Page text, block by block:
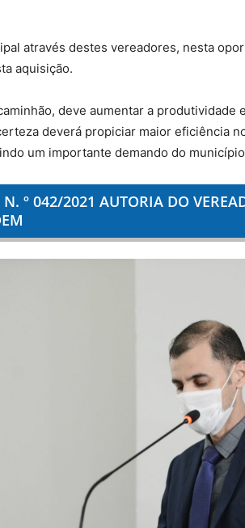
através destes vereadores, nesta
aquisição.
deve aumentar a
deverá propiciar maior eficiência
um importante demando do
º 042/2021 AUTORIA DO